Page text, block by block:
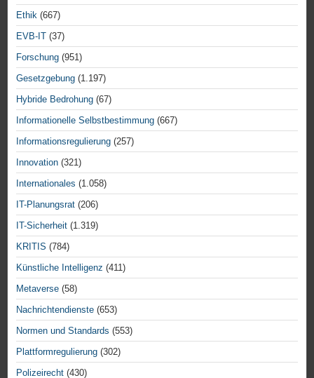
Ethik (667)
EVB-IT (37)
Forschung (951)
Gesetzgebung (1.197)
Hybride Bedrohung (67)
Informationelle Selbstbestimmung (667)
Informationsregulierung (257)
Innovation (321)
Internationales (1.058)
IT-Planungsrat (206)
IT-Sicherheit (1.319)
KRITIS (784)
Künstliche Intelligenz (411)
Metaverse (58)
Nachrichtendienste (653)
Normen und Standards (553)
Plattformregulierung (302)
Polizeirecht (430)